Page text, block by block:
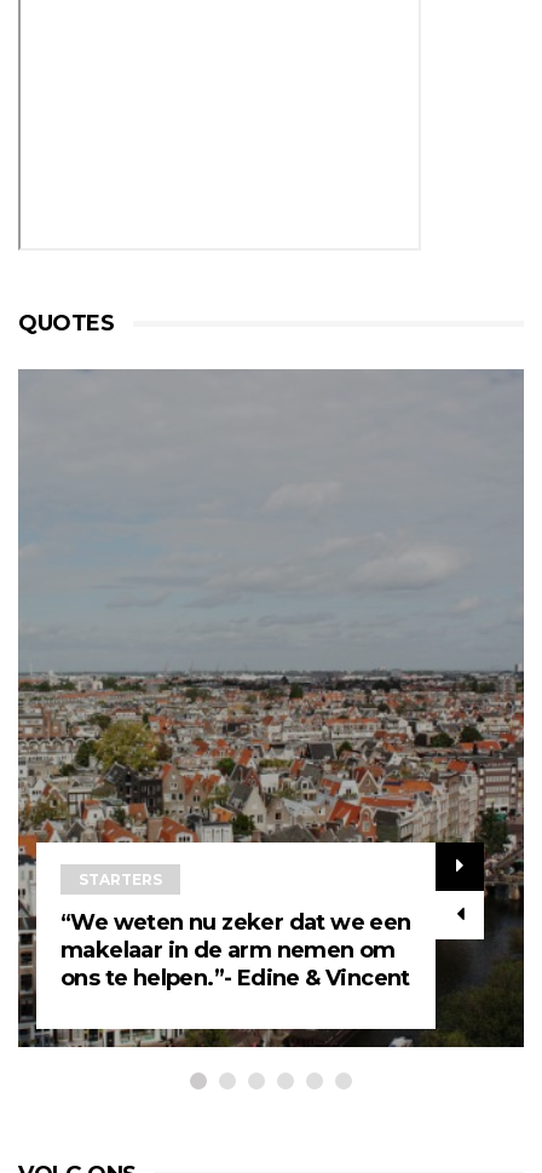
QUOTES
STARTERS
“We weten nu zeker dat we een
makelaar in de arm nemen om
ons te helpen.”- Edine & Vincent